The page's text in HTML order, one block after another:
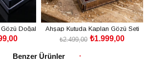
Doğal
Ahşap Kutuda Kaplan Gözü Seti
Tesbih - Bileklik - Anahtarlık
₺1.999,00
₺2.499,00
Benzer Ürünler